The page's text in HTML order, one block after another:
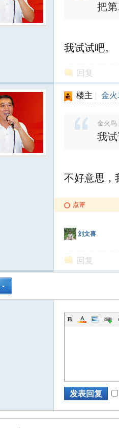
把
我试试吧。
回复
楼主 | 金火
金火鸟
我试
不好意思，
点评
刘文喜
回复
发表回复